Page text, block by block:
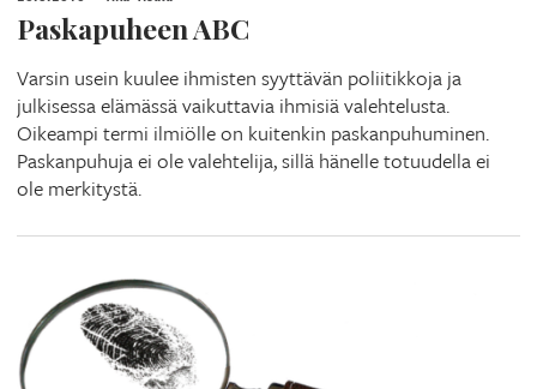
Paskapuheen ABC
Varsin usein kuulee ihmisten syyttävän poliitikkoja ja
julkisessa elämässä vaikuttavia ihmisiä valehtelusta.
Oikeampi termi ilmiölle on kuitenkin paskanpuhuminen.
Paskanpuhuja ei ole valehtelija, sillä hänelle totuudella ei
ole merkitystä.